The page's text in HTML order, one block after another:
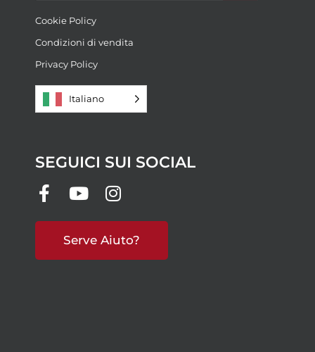
Cookie Policy
Condizioni di vendita
Privacy Policy
Italiano
SEGUICI SUI SOCIAL
Serve Aiuto?